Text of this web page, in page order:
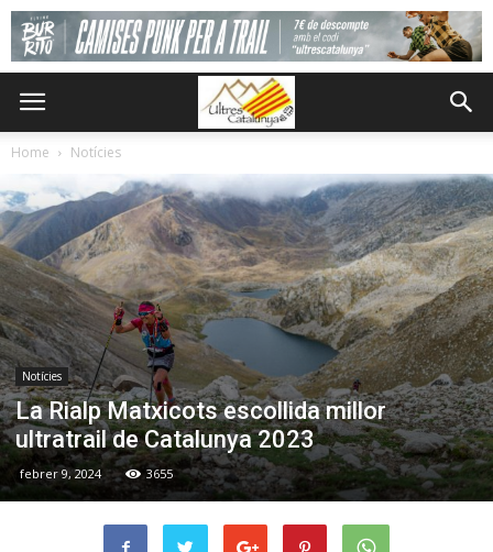
Home Notícies
Notícies
La Rialp Matxicots escollida millor
ultratrail de Catalunya 2023
febrer 9, 2024 3655